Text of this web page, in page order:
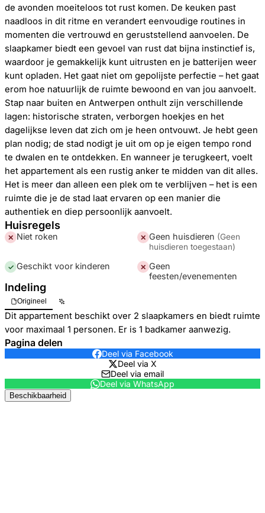
de avonden moeiteloos tot rust komen. De keuken past
naadloos in dit ritme en verandert eenvoudige routines in
momenten die vertrouwd en geruststellend aanvoelen. De
slaapkamer biedt een gevoel van rust dat bijna instinctief is,
waardoor je gemakkelijk kunt uitrusten en je batterijen weer
kunt opladen. Het gaat niet om gepolijste perfectie – het gaat
erom hoe natuurlijk de ruimte bewoond en van jou aanvoelt.
Stap naar buiten en Antwerpen onthult zijn verschillende
lagen: historische straten, verborgen hoekjes en het
dagelijkse leven dat zich om je heen ontvouwt. Je hebt geen
plan nodig; de stad nodigt je uit om op je eigen tempo rond
te dwalen en te ontdekken. En wanneer je terugkeert, voelt
het appartement als een rustig anker te midden van dit alles.
Het is meer dan alleen een plek om te verblijven – het is een
ruimte die je de stad laat ervaren op een manier die
authentiek en diep persoonlijk aanvoelt.
Huisregels
✕ Niet roken ✕ Geen huisdieren (Geen
huisdieren toegestaan)
✓ Geschikt voor kinderen ✕ Geen
feesten/evenementen
Indeling
Origineel
Dit appartement beschikt over 2 slaapkamers en biedt ruimte
voor maximaal 1 personen. Er is 1 badkamer aanwezig.
Pagina delen
Deel via Facebook
Deel via X
Deel via email
Deel via WhatsApp
Beschikbaarheid